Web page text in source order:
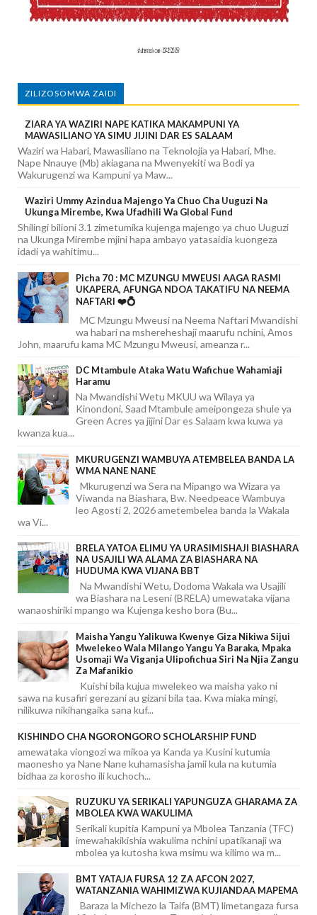
ZILIZOSOMWA ZAIDI
ZIARA YA WAZIRI NAPE KATIKA MAKAMPUNI YA
MAWASILIANO YA SIMU JIJINI DAR ES SALAAM
Waziri wa Habari, Mawasiliano na Teknolojia ya Habari, Mhe.
Nape Nnauye (Mb) akiagana na Mwenyekiti wa Bodi ya
Wakurugenzi wa Kampuni ya Maw...
Waziri Ummy Azindua Majengo Ya Chuo Cha Uuguzi Na
Ukunga Mirembe, Kwa Ufadhili Wa Global Fund
Shilingi bilioni 3.1 zimetumika kujenga majengo ya chuo Uuguzi
na Ukunga Mirembe mjini hapa ambayo yatasaidia kuongeza
idadi ya wahitimu...
Picha 70 : MC MZUNGU MWEUSI AAGA RASMI
UKAPERA, AFUNGA NDOA TAKATIFU NA NEEMA
NAFTARI ❤️💍
MC Mzungu Mweusi na Neema Naftari Mwandishi
wa habari na mshereheshaji maarufu nchini, Amos
John, maarufu kama MC Mzungu Mweusi, ameanza r...
DC Mtambule Ataka Watu Wafichue Wahamiaji
Haramu
Na Mwandishi Wetu MKUU wa Wilaya ya
Kinondoni, Saad Mtambule ameipongeza shule ya
Green Acres ya jijini Dar es Salaam kwa kuwa ya
kwanza kua...
MKURUGENZI WAMBUYA ATEMBELEA BANDA LA
WMA NANE NANE
Mkurugenzi wa Sera na Mipango wa Wizara ya
Viwanda na Biashara, Bw. Needpeace Wambuya
leo Agosti 2, 2026 ametembelea banda la Wakala
wa Vi...
BRELA YATOA ELIMU YA URASIMISHAJI BIASHARA
NA USAJILI WA ALAMA ZA BIASHARA NA
HUDUMA KWA VIJANA BBT
Na Mwandishi Wetu, Dodoma Wakala wa Usajili
wa Biashara na Leseni (BRELA) umewataka vijana
wanaoshiriki mpango wa Kujenga kesho bora (Bu...
Maisha Yangu Yalikuwa Kwenye Giza Nikiwa Sijui
Mwelekeo Wala Milango Yangu Ya Baraka, Mpaka
Usomaji Wa Viganja Ulipofichua Siri Na Njia Zangu
Za Mafanikio
Kuishi bila kujua mwelekeo wa maisha yako ni
sawa na kusafiri gerezani au gizani bila taa. Kwa miaka mingi,
nilikuwa nikihangaika sana kuf...
KISHINDO CHA NGORONGORO SCHOLARSHIP FUND
amewataka viongozi wa mikoa ya Kanda ya Kusini kutumia
maonesho ya Nane Nane kuhamasisha jamii kula na kutumia
bidhaa za korosho ili kuchoch...
RUZUKU YA SERIKALI YAPUNGUZA GHARAMA ZA
MBOLEA KWA WAKULIMA
Serikali kupitia Kampuni ya Mbolea Tanzania (TFC)
imewahakikishia wakulima nchini upatikanaji wa
mbolea ya kutosha kwa msimu wa kilimo wa m...
BMT YATAJA FURSA 12 ZA AFCON 2027,
WATANZANIA WAHIMIZWA KUJIANDAA MAPEMA
Baraza la Michezo la Taifa (BMT) limetangaza fursa